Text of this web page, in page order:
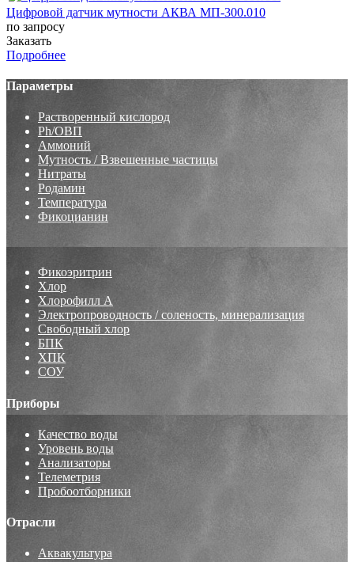
Цифровой датчик мутности АКВА МП-300.010
по запросу
Заказать
Подробнее
Параметры
Растворенный кислород
Ph/ОВП
Аммоний
Мутность / Взвешенные частицы
Нитраты
Родамин
Температура
Фикоцианин
Фикоэритрин
Хлор
Хлорофилл А
Электропроводность / соленость, минерализация
Свободный хлор
БПК
ХПК
СОУ
Приборы
Качество воды
Уровень воды
Анализаторы
Телеметрия
Пробоотборники
Отрасли
Аквакультура